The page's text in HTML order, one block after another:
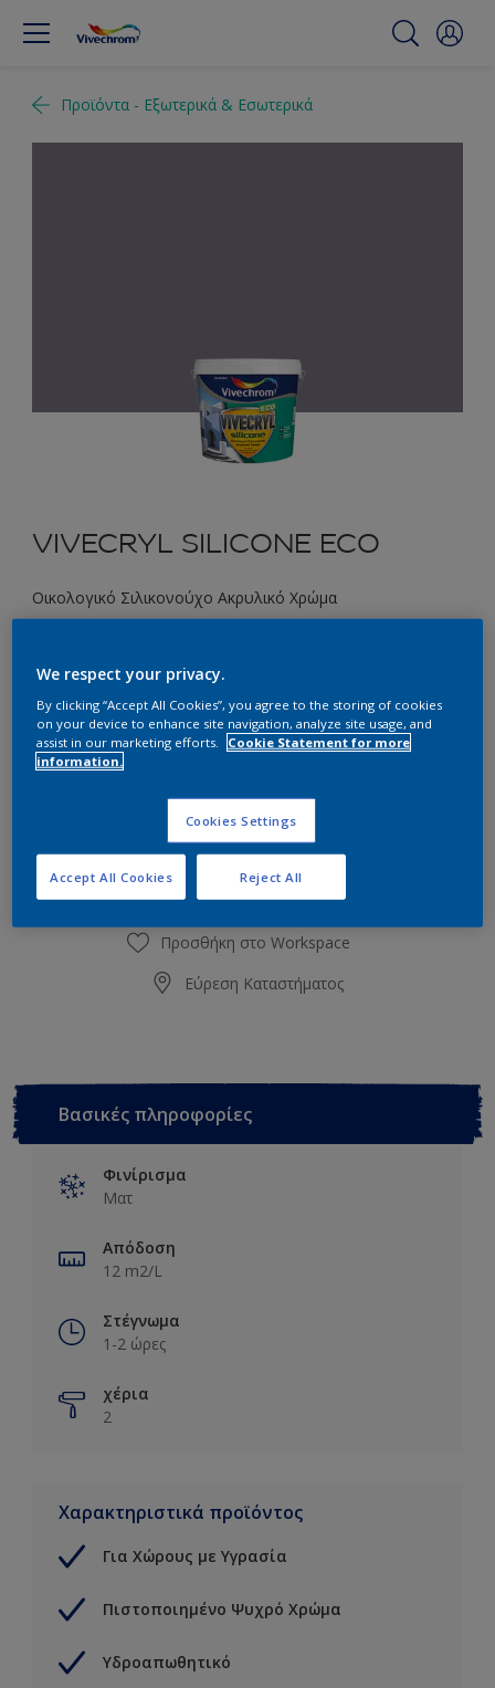
Προϊόντα - Εξωτερικά & Εσωτερικά
VIVECRYL SILICONE ECO
Οικολογικό Σιλικονούχο Ακρυλικό Χρώμα
Συσκευασία
2.9L
Υπολογισμός χρώματος
Υπολογισμός
Προσθήκη στο Workspace
Εύρεση Καταστήματος
Βασικές πληροφορίες
Φινίρισμα
Ματ
Απόδοση
12 m2/L
Στέγνωμα
1-2 ώρες
χέρια
2
Χαρακτηριστικά προϊόντος
Για Χώρους με Υγρασία
Πιστοποιημένο Ψυχρό Χρώμα
Υδροαπωθητικό
We respect your privacy.
By clicking “Accept All Cookies”, you agree to the storing of cookies
on your device to enhance site navigation, analyze site usage, and
assist in our marketing efforts.
Cookie Statement for more
information.
Cookies Settings
Reject All
Accept All Cookies